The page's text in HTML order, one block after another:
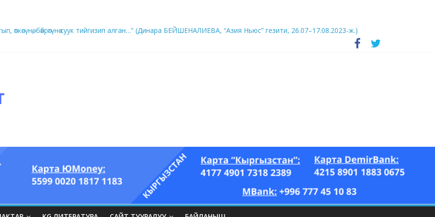
өпкөсүнө, бөйрөгүнө суук тийгизип алган…” (Динара БЕЙШЕНАЛИЕВА, “Азия Ньюс” гезити, 26.07–17.08.2023-ж.)
он үч акындын котормосунда